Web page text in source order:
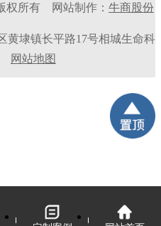
权所有 网站制作： 牛商股份
黄埭镇长平路17号相城生命科
网站地图